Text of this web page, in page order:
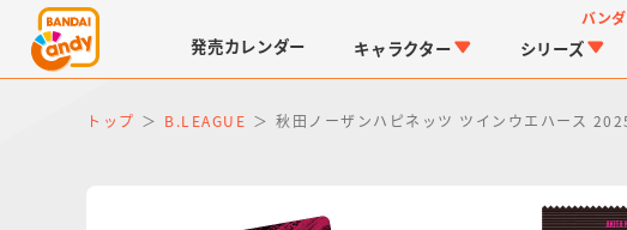
バン
発売カレンダー キャラクター シリーズ
トップ B.LEAGUE 秋田ノーザンハピネッツ ツインウエハース